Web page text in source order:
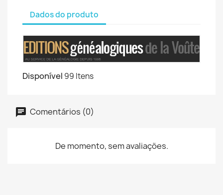
Dados do produto
Disponível 99 Itens
Comentários (0)
De momento, sem avaliações.